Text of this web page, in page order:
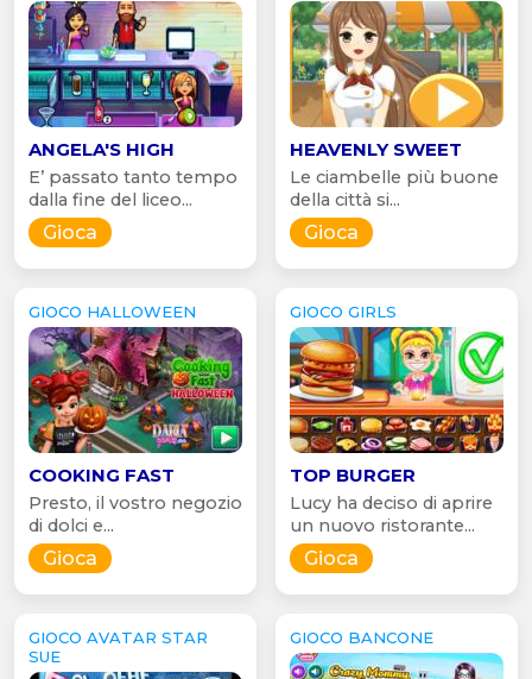
ANGELA'S HIGH
E’ passato tanto tempo
dalla fine del liceo...
Gioca
HEAVENLY SWEET
Le ciambelle più buone
della città si...
Gioca
GIOCO HALLOWEEN
COOKING FAST
Presto, il vostro negozio
di dolci e...
Gioca
GIOCO GIRLS
TOP BURGER
Lucy ha deciso di aprire
un nuovo ristorante...
Gioca
GIOCO AVATAR STAR
SUE
GIOCO BANCONE